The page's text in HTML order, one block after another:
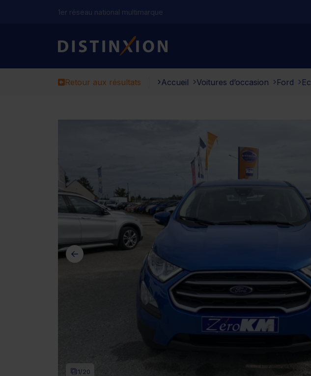
1er réseau national multimarque
Distinxion
Retour aux résultats Accueil Voitures d’occasion Ford
1/20